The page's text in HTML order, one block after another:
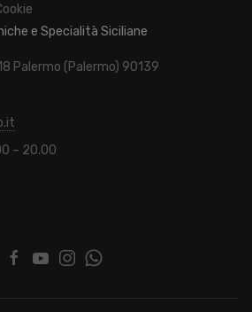
e Specialità Siciliane
Palermo (Palermo) 90139
– 20.00